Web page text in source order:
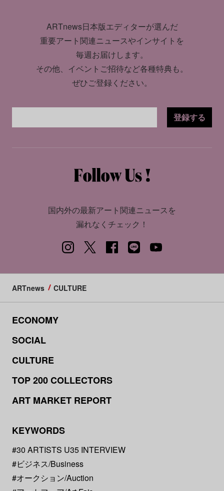
ARTnews日本版エディターが選んだ
重要アート関連ニュースやインサイトを
毎週お届けします。
その他、イベントご招待など各種特典も。
ぜひご登録ください。
登録する
国内外の最新アート関連ニュースを
漏れなくチェック！
ARTnews CULTURE
ECONOMY
SOCIAL
CULTURE
TOP 200 COLLECTORS
ART MARKET REPORT
KEYWORDS
#30 ARTISTS U35 INTERVIEW
#ビジネス/Business
#オークション/Auction